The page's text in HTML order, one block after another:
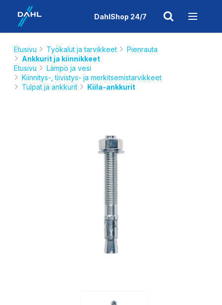
DahlShop 24/7
Etusivu Työkalut ja tarvikkeet
Pienrauta
Ankkurit ja kiinnikkeet
Etusivu
Lämpö ja vesi
Kiinnitys-, tiivistys- ja merkitsemistarvikkeet
Tulpat ja ankkurit
Kiila-ankkurit